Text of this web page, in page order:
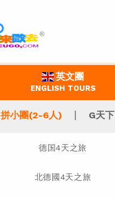
英文團
ENGLISH TOURS
拼小團(2-6人) | G天下
德国4天之旅
北德國4天之旅